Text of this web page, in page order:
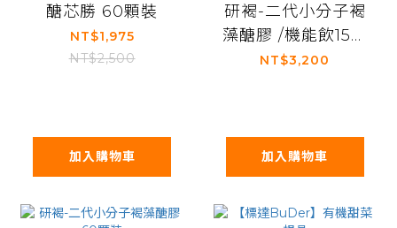
醣芯勝 60顆裝
NT$1,975
NT$2,500
加入購物車
研褐-二代小分子褐
藻醣膠 /機能飲15入
裝
NT$3,200
加入購物車